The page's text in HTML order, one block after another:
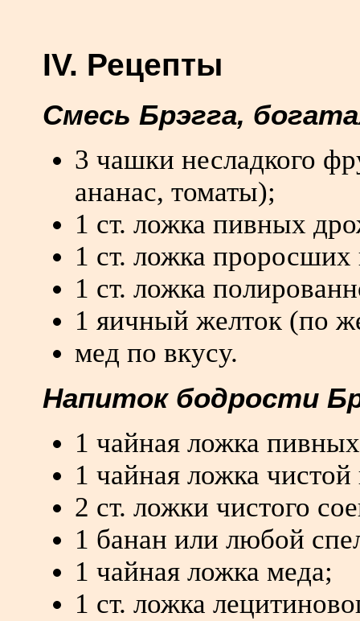
IV. Рецепты
Смесь Брэгга,
3 чашки несладкого
ананас, томаты);
1 ст. ложка пивных
1 ст. ложка
1 ст. ложка
1 яичный желток (по
мед по вкусу.
Напиток бодрости
1 чайная ложка
1 чайная ложка
2 ст. ложки чистого
1 банан или любой
1 чайная ложка меда;
1 ст. ложка